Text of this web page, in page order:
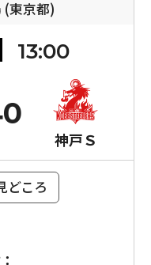
(東京都)
13:00
神戸Ｓ
どころ